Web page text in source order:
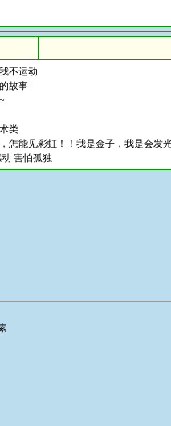
不运动
故事
类
怎能见彩虹！！我是金子，我是会发
害怕孤独